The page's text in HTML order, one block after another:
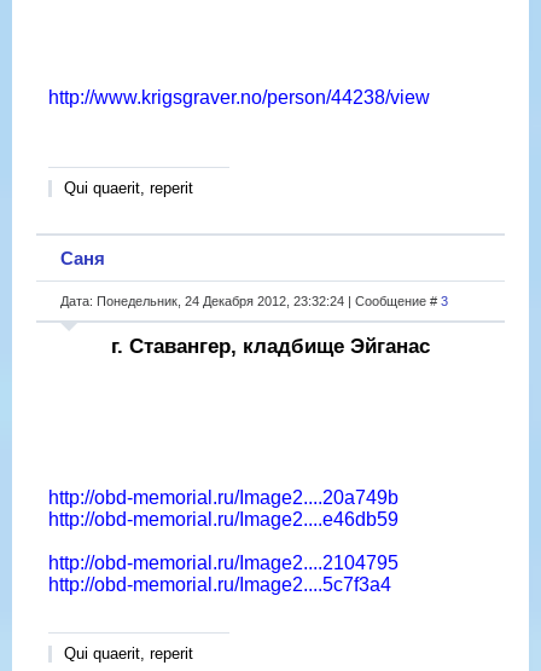
http://www.krigsgraver.no/person/44238/view
Qui quaerit, reperit
Саня
Дата: Понедельник, 24 Декабря 2012, 23:32:24 | Сообщение # 3
г. Ставангер, кладбище Эйганас
http://obd-memorial.ru/Image2....20a749b
http://obd-memorial.ru/Image2....e46db59
http://obd-memorial.ru/Image2....2104795
http://obd-memorial.ru/Image2....5c7f3a4
Qui quaerit, reperit